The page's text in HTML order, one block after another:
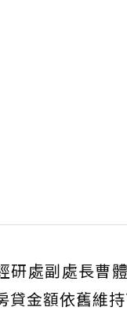
研處副處長曹
貸金額依舊維